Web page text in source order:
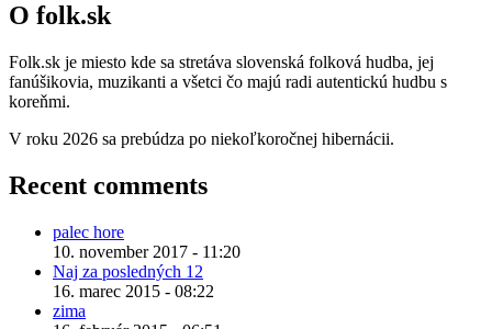
O folk.sk
Folk.sk je miesto kde sa stretáva slovenská folková hudba, jej
fanúšikovia, muzikanti a všetci čo majú radi autentickú hudbu s
koreňmi.
V roku 2026 sa prebúdza po niekoľkoročnej hibernácii.
Recent comments
palec hore
10. november 2017 - 11:20
Naj za posledných 12
16. marec 2015 - 08:22
zima